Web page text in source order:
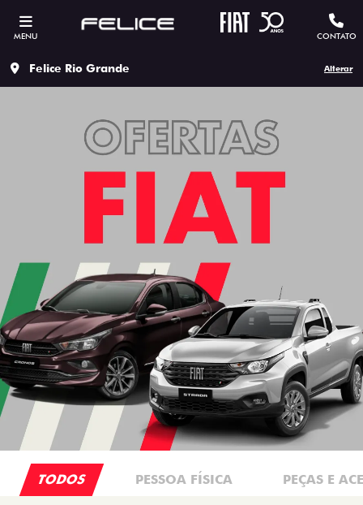
MENU CONTATO
Felice Rio Grande Alterar
TODOS PEÇAS E
PESSOA FÍSICA